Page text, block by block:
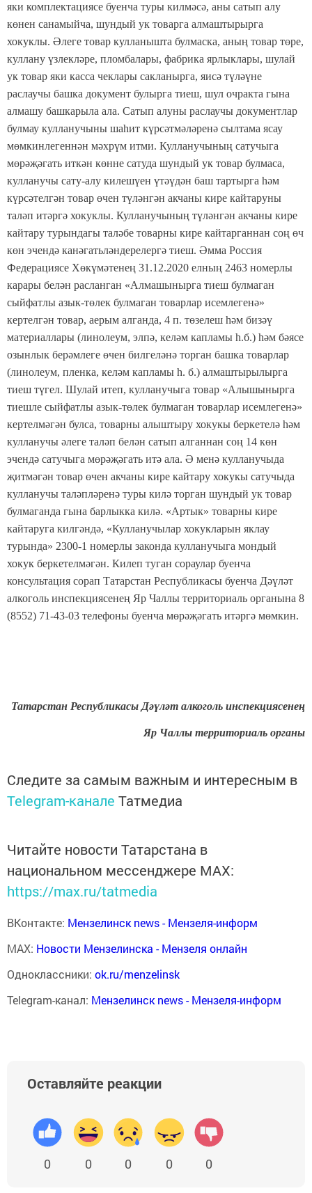
яки комплектациясе буенча туры килмәсә, аны сатып алу
көнен санамыйча, шундый ук товарга алмаштырырга
хокуклы. Әлеге товар кулланышта булмаска, аның товар төре,
куллану үзлекләре, пломбалары, фабрика ярлыклары, шулай
ук товар яки касса чеклары сакланырга, яисә түләүне
раслаучы башка документ булырга тиеш, шул очракта гына
алмашу башкарыла ала. Сатып алуны раслаучы документлар
булмау кулланучыны шаһит күрсәтмәләренә сылтама ясау
мөмкинлегеннән мәхрүм итми. Кулланучының сатучыга
мөрәҗәгать иткән көнне сатуда шундый ук товар булмаса,
кулланучы сату-алу килешүен үтәүдән баш тартырга һәм
күрсәтелгән товар өчен түләнгән акчаны кире кайтаруны
таләп итәргә хокуклы. Кулланучының түләнгән акчаны кире
кайтару турындагы таләбе товарны кире кайтарганнан соң өч
көн эчендә канәгатьләндерелергә тиеш. Әмма Россия
Федерациясе Хөкүмәтенең 31.12.2020 елның 2463 номерлы
карары белән расланган «Алмашынырга тиеш булмаган
сыйфатлы азык-төлек булмаган товарлар исемлегенә»
кертелгән товар, аерым алганда, 4 п. төзелеш һәм бизәү
материаллары (линолеум, элпә, келәм капламы һ.б.) һәм бәясе
озынлык берәмлеге өчен билгеләнә торган башка товарлар
(линолеум, пленка, келәм капламы һ. б.) алмаштырылырга
тиеш түгел. Шулай итеп, кулланучыга товар «Алышынырга
тиешле сыйфатлы азык-төлек булмаган товарлар исемлегенә»
кертелмәгән булса, товарны алыштыру хокукы беркетелә һәм
кулланучы әлеге таләп белән сатып алганнан соң 14 көн
эчендә сатучыга мөрәҗәгать итә ала. Ә менә кулланучыда
җитмәгән товар өчен акчаны кире кайтару хокукы сатучыда
кулланучы таләпләренә туры килә торган шундый ук товар
булмаганда гына барлыкка килә. «Артык» товарны кире
кайтаруга килгәндә, «Кулланучылар хокукларын яклау
турында» 2300-1 номерлы законда кулланучыга мондый
хокук беркетелмәгән. Килеп туган сораулар буенча
консультация сорап Татарстан Республикасы буенча Дәүләт
алкоголь инспекциясенең Яр Чаллы территориаль органына 8
(8552) 71-43-03 телефоны буенча мөрәҗәгать итәргә мөмкин.
Татарстан Республикасы Дәүләт алкоголь инспекциясенең
Яр Чаллы территориаль органы
Следите за самым важным и интересным в
Telegram-канале Татмедиа
Читайте новости Татарстана в
национальном мессенджере MАХ:
https://max.ru/tatmedia
ВКонтакте: Мензелинск news - Мензеля-информ
MAX: Новости Мензелинска - Мензеля онлайн
Одноклассники: ok.ru/menzelinsk
Telegram-канал: Мензелинск news - Мензеля-информ
Оставляйте реакции
0 0 0 0 0